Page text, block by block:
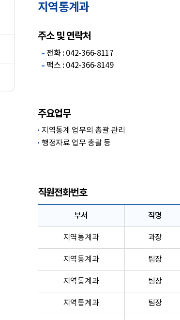
지역통계과
주소 및 연락처
전화 : 042-366-8117
팩스 : 042-366-8149
주요업무
지역통계 업무의 총괄 관리
행정자료 업무 총괄 등
직원전화번호
부서 직명
지역통계과 과장
지역통계과 팀장
지역통계과 팀장
지역통계과 팀장